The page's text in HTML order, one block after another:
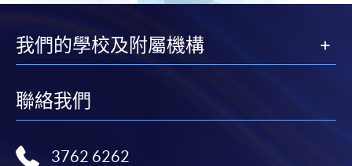
我們的學校及附屬機構
聯絡我們
3762 6262